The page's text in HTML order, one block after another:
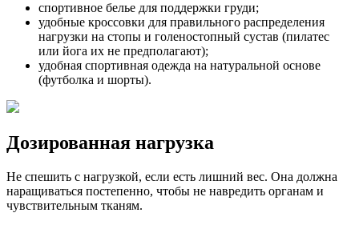
спортивное белье для поддержки груди;
удобные кроссовки для правильного распределения
нагрузки на стопы и голеностопный сустав (пилатес
или йога их не предполагают);
удобная спортивная одежда на натуральной основе
(футболка и шорты).
Дозированная нагрузка
Не спешить с нагрузкой, если есть лишний вес. Она должна
наращиваться постепенно, чтобы не навредить органам и
чувствительным тканям.